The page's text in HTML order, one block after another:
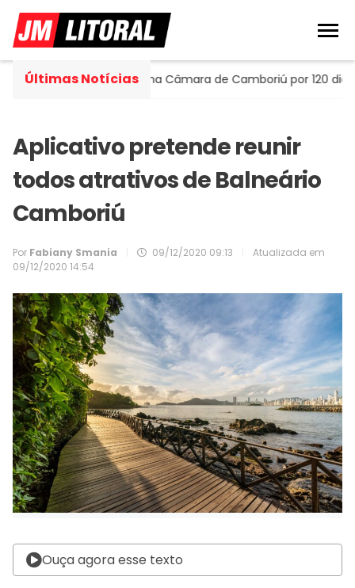
Últimas Notícias
assume cadeira na Câmara de Camboriú por 120 dias
Aplicativo pretende reunir
todos atrativos de Balneário
Camboriú
Por Fabiany Smania 09/12/2020 09:13
Atualizada em
09/12/2020 14:54
Ouça agora esse texto